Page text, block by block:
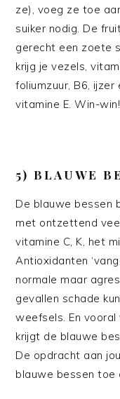
ze), voeg ze toe
suiker nodig. De
gerecht een zoete
krijg je vezels,
foliumzuur, B6, ijzer
vitamine E. Win-win!
5) BLAUWE
De blauwe bessen
met ontzettend
vitamine C, K, het
Antioxidanten
normale maar
gevallen schade
weefsels. En
krijgt de blauwe
De opdracht aan
blauwe bessen toe